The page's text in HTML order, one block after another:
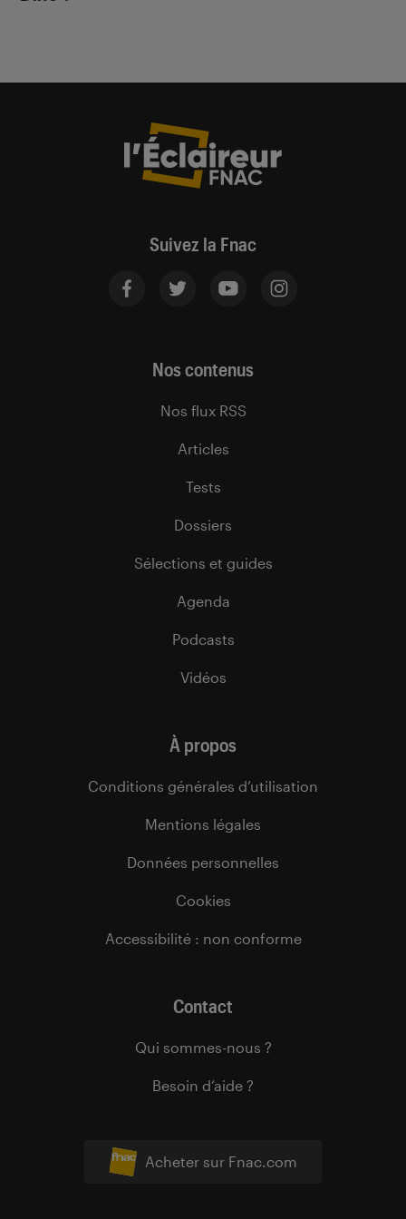
Suivez la Fnac
Acheter sur Fnac.com
Nos contenus
Nos flux RSS
Articles
Tests
Dossiers
Sélections et guides
Agenda
Podcasts
Vidéos
À propos
Conditions générales d’utilisation
Mentions légales
Données personnelles
Cookies
Accessibilité : non conforme
Contact
Qui sommes-nous ?
Besoin d’aide ?